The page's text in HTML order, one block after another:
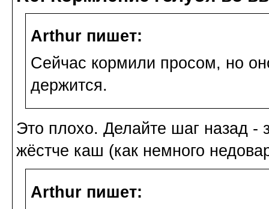
Arthur пишет:
Сейчас кормили просом, но
держится.
Это плохо. Делайте шаг назад -
жёстче каш (как немного
Arthur пишет: